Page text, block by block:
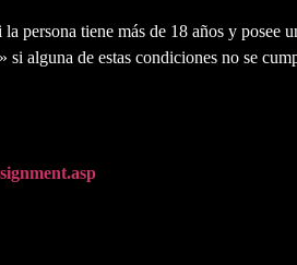
persona tiene más de 18 años y posee
alguna de estas condiciones no se